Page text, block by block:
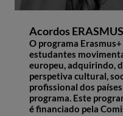
Acordos
O programa
estudantes
europeu, adquirindo,
perspetiva cultural,
profissional dos
programa. Este
é financiado pela